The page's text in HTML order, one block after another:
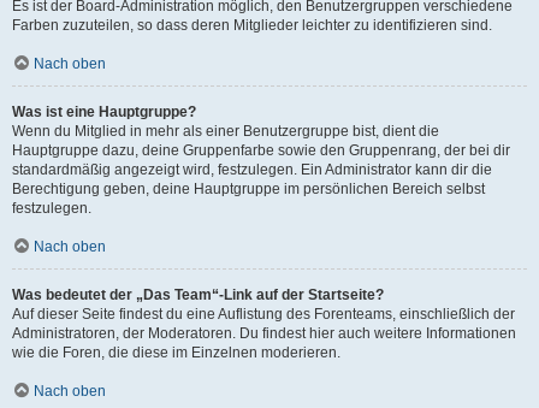
Es ist der Board-Administration möglich, den Benutzergruppen verschiedene
Farben zuzuteilen, so dass deren Mitglieder leichter zu identifizieren sind.
Nach oben
Was ist eine Hauptgruppe?
Wenn du Mitglied in mehr als einer Benutzergruppe bist, dient die
Hauptgruppe dazu, deine Gruppenfarbe sowie den Gruppenrang, der bei dir
standardmäßig angezeigt wird, festzulegen. Ein Administrator kann dir die
Berechtigung geben, deine Hauptgruppe im persönlichen Bereich selbst
festzulegen.
Nach oben
Was bedeutet der „Das Team“-Link auf der Startseite?
Auf dieser Seite findest du eine Auflistung des Forenteams, einschließlich der
Administratoren, der Moderatoren. Du findest hier auch weitere Informationen
wie die Foren, die diese im Einzelnen moderieren.
Nach oben